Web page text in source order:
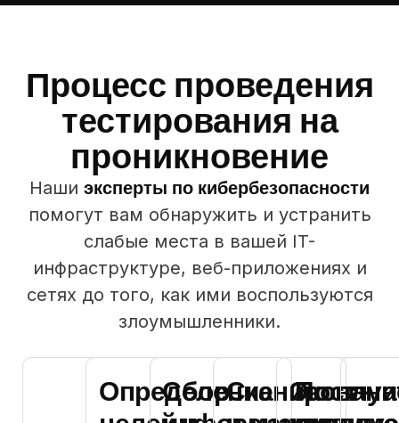
Процесс проведения
тестирования на
проникновение
Наши эксперты по кибербезопасности
помогут вам обнаружить и устранить
слабые места в вашей IT-
инфраструктуре, веб-приложениях и
сетях до того, как ими воспользуются
злоумышленники.
Определение
Сбор
Пост-